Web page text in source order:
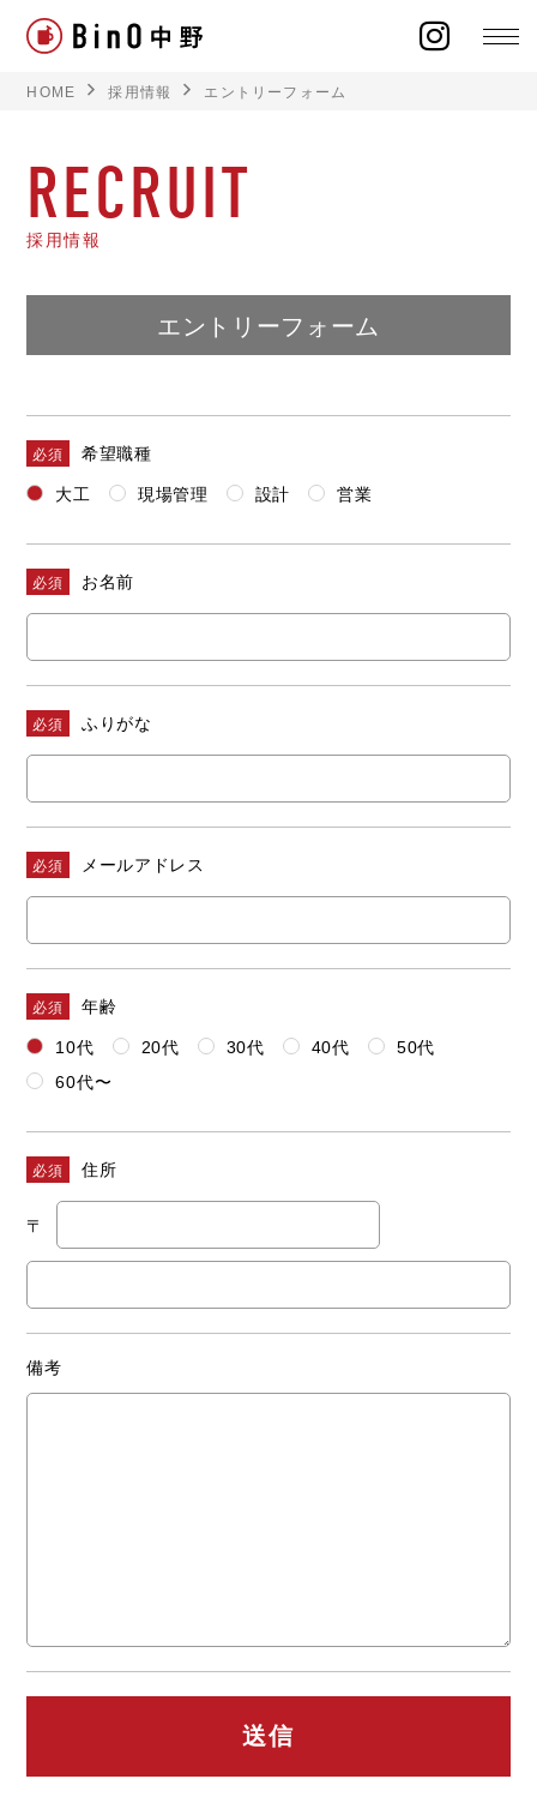
ラインナップ
施工事例
オーナー様の声
モデルハウス
ライフスタイル
クオリティ
お知らせ
ブログ
スタッフ紹介
採用情報
HOME 採用情報 エントリーフォーム
RECRUIT
採用情報
エントリーフォーム
必須
希望職種
大工
現場管理 設計 営業
必須 お名前
必須 ふりがな
必須 メールアドレス
必須
年齢
10代
20代 30代 40代
50代
60代〜
必須 住所
〒
備考
送信